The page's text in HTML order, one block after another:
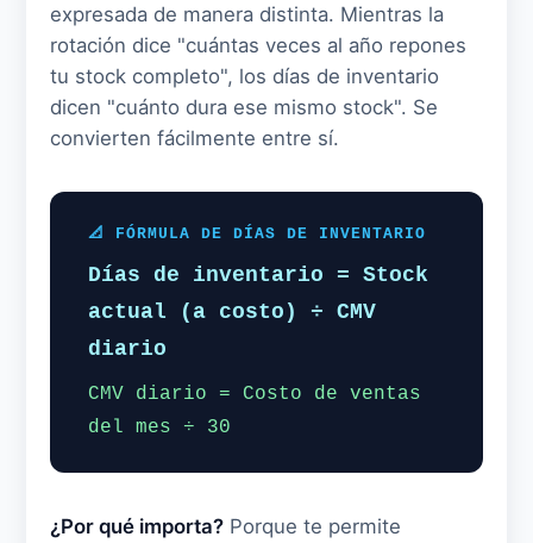
expresada de manera distinta. Mientras la
rotación dice "cuántas veces al año repones
tu stock completo", los días de inventario
dicen "cuánto dura ese mismo stock". Se
convierten fácilmente entre sí.
📐 FÓRMULA DE DÍAS DE INVENTARIO
Días de inventario = Stock
actual (a costo) ÷ CMV
diario
CMV diario = Costo de ventas
del mes ÷ 30
¿Por qué importa? Porque te permite